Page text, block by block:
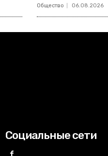
Общество 06.08.2026
Социальные сети